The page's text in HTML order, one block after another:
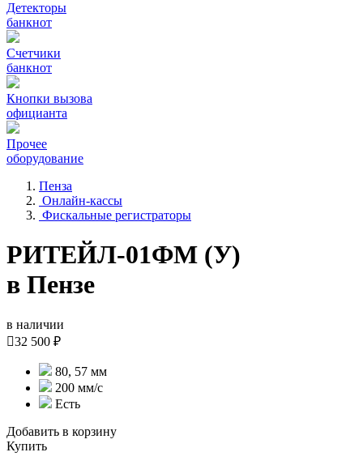
Детекторы
банкнот
Счетчики
банкнот
Кнопки вызова
официанта
Прочее
оборудование
Пенза
Онлайн-кассы
Фискальные регистраторы
РИТЕЙЛ-01ФМ (У)
в Пензе
в наличии
32 500 ₽
80, 57 мм
200 мм/с
Есть
Добавить в корзину
Купить